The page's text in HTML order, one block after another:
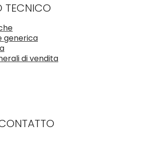
TECNICO
generica
di vendita